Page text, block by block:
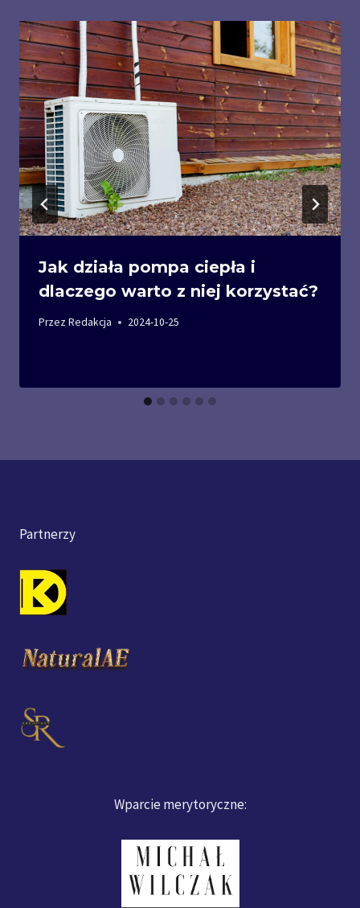
Jak działa pompa ciepła i
dlaczego warto z niej korzystać?
PrzezRedakcja 2024-10-25
Partnerzy
Wparcie merytoryczne: